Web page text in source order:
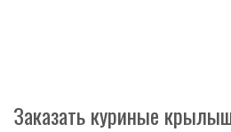
Заказать куриные